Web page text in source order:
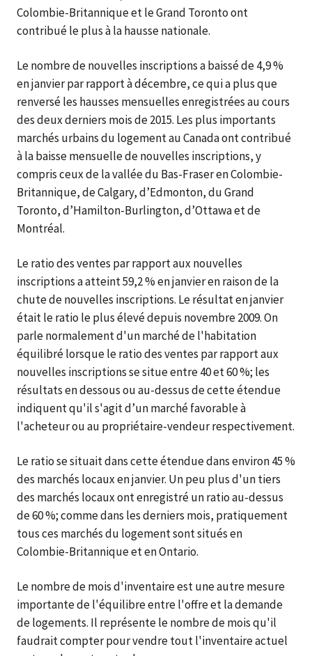
Colombie-Britannique et le Grand Toronto ont
contribué le plus à la hausse nationale.
Le nombre de nouvelles inscriptions a baissé de 4,9 %
en janvier par rapport à décembre, ce qui a plus que
renversé les hausses mensuelles enregistrées au cours
des deux derniers mois de 2015. Les plus importants
marchés urbains du logement au Canada ont contribué
à la baisse mensuelle de nouvelles inscriptions, y
compris ceux de la vallée du Bas-Fraser en Colombie-
Britannique, de Calgary, d’Edmonton, du Grand
Toronto, d’Hamilton-Burlington, d’Ottawa et de
Montréal.
Le ratio des ventes par rapport aux nouvelles
inscriptions a atteint 59,2 % en janvier en raison de la
chute de nouvelles inscriptions. Le résultat en janvier
était le ratio le plus élevé depuis novembre 2009. On
parle normalement d'un marché de l'habitation
équilibré lorsque le ratio des ventes par rapport aux
nouvelles inscriptions se situe entre 40 et 60 %; les
résultats en dessous ou au-dessus de cette étendue
indiquent qu'il s'agit d’un marché favorable à
l'acheteur ou au propriétaire-vendeur respectivement.
Le ratio se situait dans cette étendue dans environ 45 %
des marchés locaux en janvier. Un peu plus d'un tiers
des marchés locaux ont enregistré un ratio au-dessus
de 60 %; comme dans les derniers mois, pratiquement
tous ces marchés du logement sont situés en
Colombie-Britannique et en Ontario.
Le nombre de mois d'inventaire est une autre mesure
importante de l'équilibre entre l'offre et la demande
de logements. Il représente le nombre de mois qu'il
faudrait compter pour vendre tout l'inventaire actuel